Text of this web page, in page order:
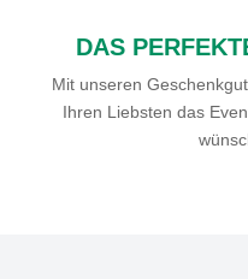
DAS
Mit unseren
Ihren Liebsten das